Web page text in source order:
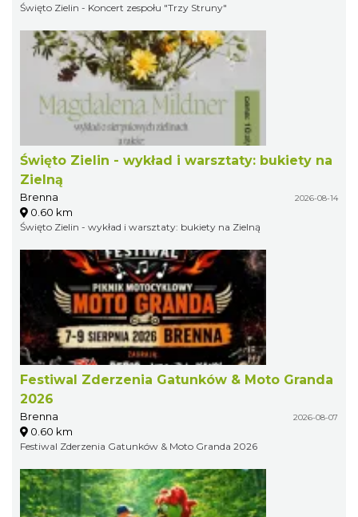
Święto Zielin - Koncert zespołu "Trzy Struny"
Święto Zielin - wykład i warsztaty: bukiety na
Zielną
Brenna 2026-08-14
0.60 km
Święto Zielin - wykład i warsztaty: bukiety na Zielną
Festiwal Zderzenia Gatunków & Moto Granda
2026
Brenna 2026-08-07
0.60 km
Festiwal Zderzenia Gatunków & Moto Granda 2026